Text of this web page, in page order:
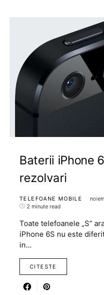
Baterii iPhone
rezolvari
TELEFOANE MOBILE
2 minute read
Toate telefoanele „S”
iPhone 6S nu este
in…
CITESTE